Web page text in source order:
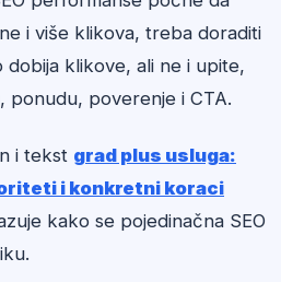
i više klikova, treba doraditi
dobija klikove, ali ne i upite,
ponudu, poverenje i CTA.
i tekst grad plus usluga:
i konkretni koraci
kako se pojedinačna SEO